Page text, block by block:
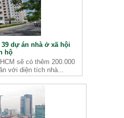
39 dự án nhà ở xã hội
hộ
sẽ có thêm 200.000
với diện tích nhà...